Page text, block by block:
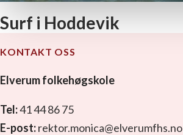
Surf i Hoddevik
KONTAKT OSS
Elverum folkehøgskole
Tel:41 44 86 75
E-post:rektor.monica@elverumfhs.no